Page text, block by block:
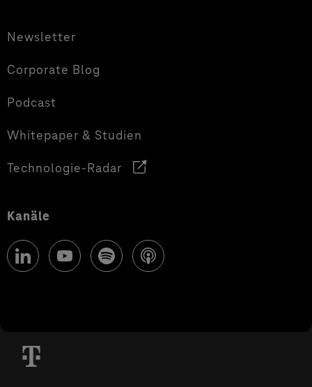
Newsletter
Corporate Blog
Podcast
Whitepaper & Studien
Technologie-Radar
Kanäle